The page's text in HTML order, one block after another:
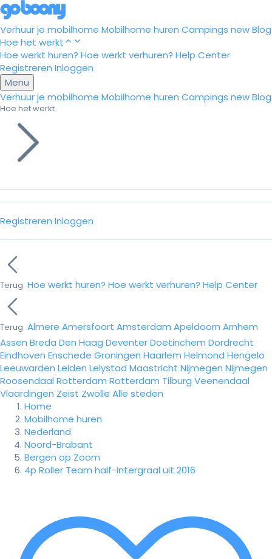
Verhuur je mobilhome Mobilhome huren Campings newBlog
Hoe het werkt
Hoe werkt huren? Hoe werkt verhuren? Help Center
Registreren Inloggen
Menu
Verhuur je mobilhome Mobilhome huren Campings newBlog
Hoe het werkt
Registreren Inloggen
Terug Hoe werkt huren? Hoe werkt verhuren? Help Center
Terug Almere Amersfoort Amsterdam Apeldoorn Arnhem
Assen Breda Den Haag DeventerDoetinchem Dordrecht
Eindhoven Enschede Groningen Haarlem Helmond Hengelo
Leeuwarden Leiden Lelystad Maastricht Nijmegen Nijmegen
Roosendaal Rotterdam Rotterdam Tilburg Veenendaal
Vlaardingen Zeist Zwolle Alle steden
Home
Mobilhome huren
Nederland
Noord-Brabant
Bergen op Zoom
4p Roller Team half-intergraal uit 2016